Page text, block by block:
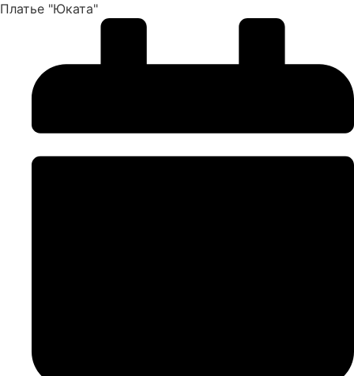
Платье "Юката"